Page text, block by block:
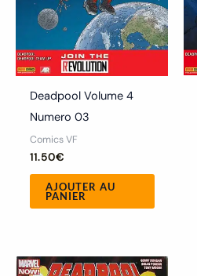
Deadpool Volume 4
Numero 03
Comics VF
11.50€
AJOUTER AU
PANIER